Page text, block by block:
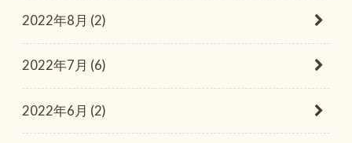
2022年8月 (2)
2022年7月 (6)
2022年6月 (2)